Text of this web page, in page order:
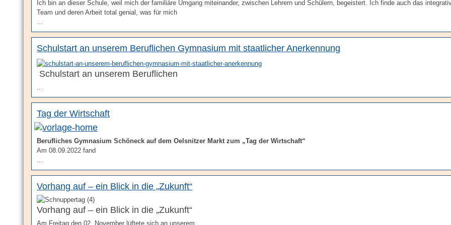
Ich bin an dieser Schule, weil mich der familiäre Umgang miteinander, zwischen Lehrern und Schülern, begeistert. Ich finde auch das
Team und deren Arbeit total genial, was für mich
...
Schulstart an unserem Beruflichen Gymnasium mit staatlicher Anerkennung
Schulstart an unserem Beruflichen
...
Tag der Wirtschaft
Berufliches Gymnasium Schöneck auf dem Oelsnitzer Markt zum „Tag der Wirtschaft“
Am 08.09.2022 fand
...
Vorhang auf – ein Blick in die „Zukunft“
Vorhang auf – ein Blick in die „Zukunft“
Am Freitag den 02. November lüftete sich an unserem